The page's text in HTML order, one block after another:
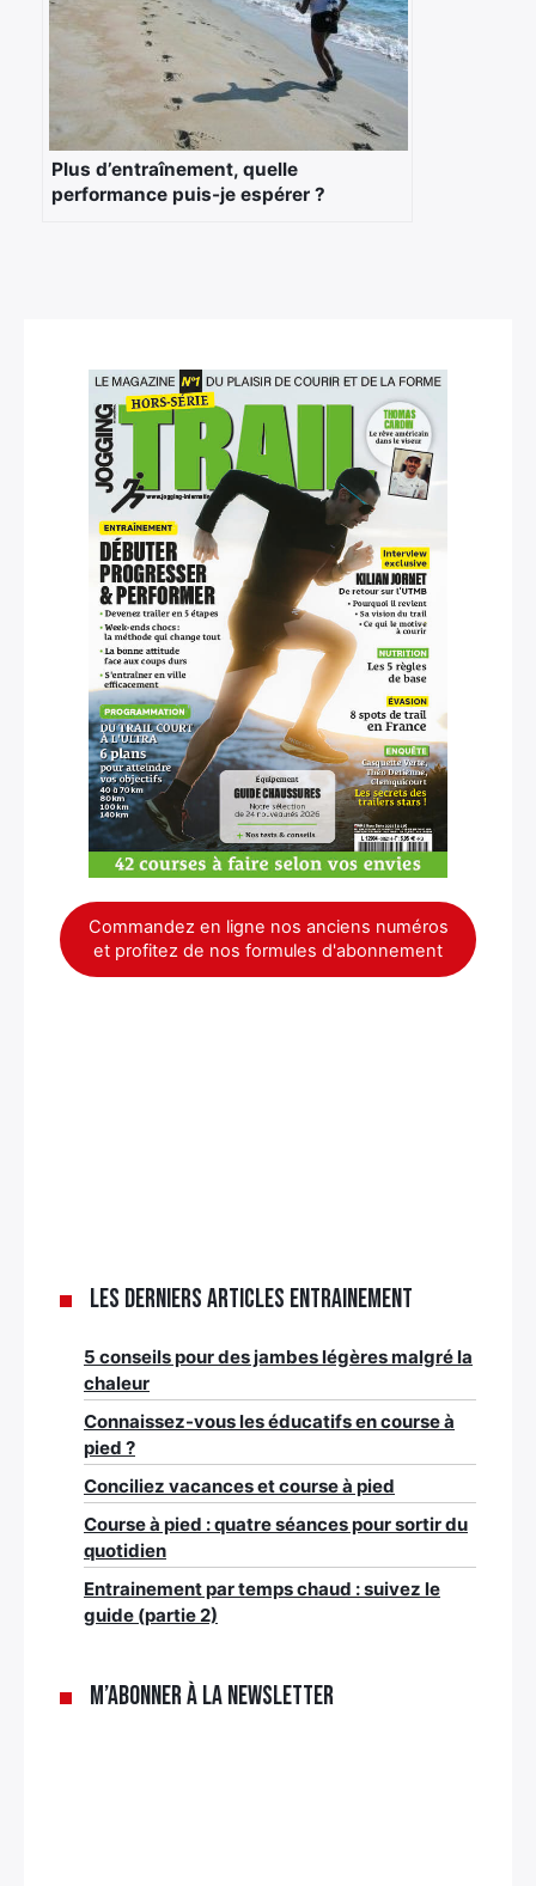
Plus d’entraînement, quelle
performance puis-je espérer ?
Commandez en ligne nos anciens numéros
et profitez de nos formules d'abonnement
Les derniers articles Entrainement
5 conseils pour des jambes légères malgré la
chaleur
Connaissez-vous les éducatifs en course à
pied ?
Conciliez vacances et course à pied
Course à pied : quatre séances pour sortir du
quotidien
Entrainement par temps chaud : suivez le
guide (partie 2)
M’abonner à la newsletter
Rechercher